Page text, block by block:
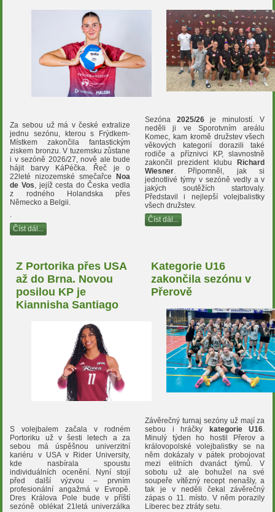
Za sebou už má v české extralize
jednu sezónu, kterou s Frýdkem-
Místkem zakončila fantastickým
ziskem bronzu. V tuzemsku zůstane
i v sezóně 2026/27, nově ale bude
hájit barvy KáPéčka. Řeč je o
22leté nizozemské smečařce Noa
de Vos , jejíž cesta do Česka vedla
z rodného Holandska přes
Německo a Belgii.
Číst dál...
Sezóna 2025/26je minulostí. V
neděli ji ve Sporotvním areálu
Komec, kam kromě družstev všech
věkových kategorií dorazili také
rodiče a příznivci KP, slavnostně
zakončil prezident klubuRichard
Wiesner. Připomněl, jak si
jednotlivé týmy v sezóně vedly a v
jakých soutěžích startovaly.
Představil i nejlepší volejbalistky
všech družstev.
Číst dál...
Z Portorika přes USA
až do Brna. Novou
posilou KP je
Kiannisha Santiago
S volejbalem začala v rodném
Portoriku už v šesti letech a za
sebou má úspěšnou univerzitní
kariéru v USA v Rider University,
kde nasbírala spoustu
individuálních ocenění. Nyní stojí
před další výzvou – prvním
profesionální angažmá v Evropě.
Dres Králova Pole bude v příští
sezóně oblékat 21letá univerzálka
Kategorie U16
zakončila sezónu v
Přerově
Závěrečný turnaj sezóny už mají za
sebou i hráčky
kategorie U16.
Minulý týden ho hostil Přerov a
královopolské volejbalistky se na
něm dokázaly v pátek probojovat
mezi elitních dvanáct týmů. V
sobotu už ale bohužel na své
soupeře vítězný recept nenašly, a
tak je v neděli čekal závěrečný
zápas o 11. místo. V něm porazily
Liberec bez ztráty setu.